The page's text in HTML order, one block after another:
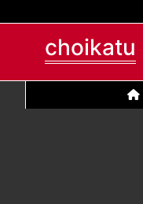
choikatu